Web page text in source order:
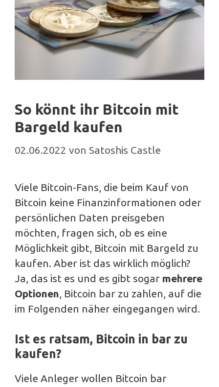
So könnt ihr Bitcoin mit
Bargeld kaufen
02.06.2022 von Satoshis Castle
Viele Bitcoin-Fans, die beim Kauf von
Bitcoin keine Finanzinformationen oder
persönlichen Daten preisgeben
möchten, fragen sich, ob es eine
Möglichkeit gibt, Bitcoin mit Bargeld zu
kaufen. Aber ist das wirklich möglich?
Ja, das ist es und es gibt sogar mehrere
Optionen, Bitcoin bar zu zahlen, auf die
im Folgenden näher eingegangen wird.
Ist es ratsam, Bitcoin in bar zu
kaufen?
Viele Anleger wollen Bitcoin bar